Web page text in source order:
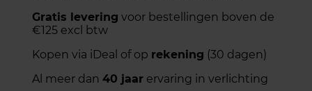
Gratis levering voor bestellingen boven de
€125 excl btw
Kopen via iDeal of op rekening (30 dagen)
Al meer dan 40 jaar ervaring in verlichting